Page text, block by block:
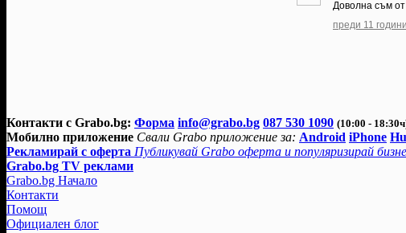
Доволна съм от
преди 11 години
Контакти с Grabo.bg: Форма info@grabo.bg 087 530 1090 (10:00 -
Мобилно приложение Свали Grabo приложение за: Android iPhone
Рекламирай с оферта Публикувай Grabo оферта и популяризирай
Grabo.bg TV реклами
Grabo.bg Начало
Контакти
Помощ
Официален блог